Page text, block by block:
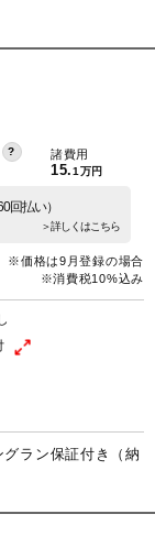
諸費用
15.1万円
回払い）
＞詳しくはこちら
※価格は9月登録の場合
※消費税10%込み
ラン保証付き（納